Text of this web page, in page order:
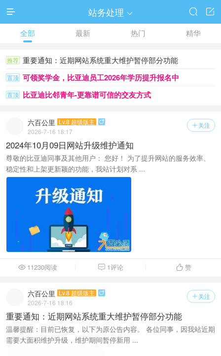
 站务处理  

全部 最新 热门 精华
推荐 重要通知：近期网站系统重大维护暂停部分功能
置顶 可领奖学金，比亚迪员工2026年学历提升报名中
置顶 比亚迪比邻青年-更靠谱可信的交友方式
 关注
六百公里 Lv.8 超级版主 
2026-7-16 18:17
2024年10月09日网站升级维护通知
尊敬的比亚迪同事及其他用户： 您好！ 为了提升网站的服务效率、
稳定性和上架更新颖的功能，我站计划对系 ...
 11230阅读  1评论  赞
 关注
六百公里 Lv.8 超级版主 
2026-7-16 18:16
重要通知：近期网站系统重大维护暂停部分功能
温馨提醒：目前已恢复，以下为原公告内容。 各位同事，因我站近期
需要大面积维护升级，维护期间暂停新用 ...